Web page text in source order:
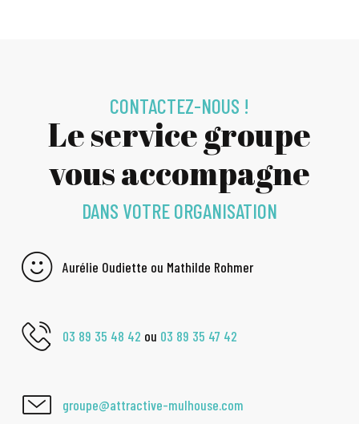
CONTACTEZ-NOUS !
Le service groupe
vous accompagne
DANS VOTRE ORGANISATION
Aurélie Oudiette ou Mathilde Rohmer
03 89 35 48 42 ou 03 89 35 47 42
groupe@attractive-mulhouse.com